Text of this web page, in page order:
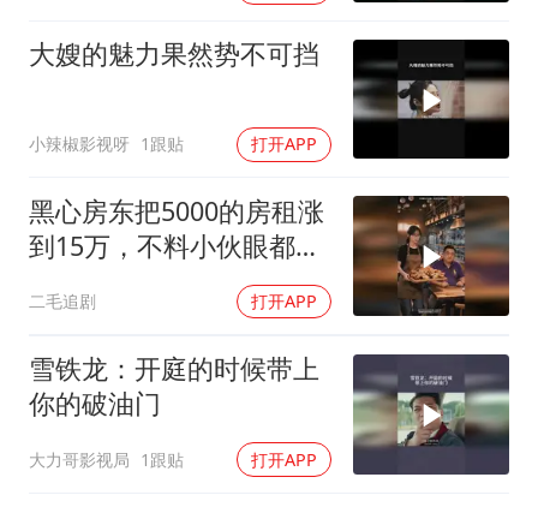
大嫂的魅力果然势不可挡
小辣椒影视呀 1跟贴 打开APP
黑心房东把5000的房租涨
到15万，不料小伙眼都不
二毛追剧 打开APP
雪铁龙：开庭的时候带上
你的破油门
大力哥影视局 1跟贴 打开APP